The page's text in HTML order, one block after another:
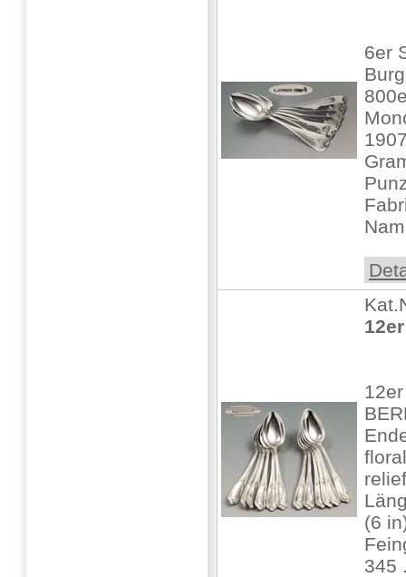
6er
floral
(6
345